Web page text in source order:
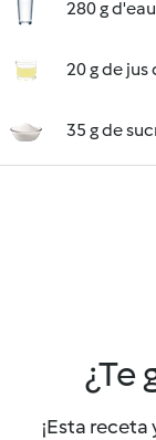
280 g d'eau
20 g de
35 g de
¿Te
¡Esta receta